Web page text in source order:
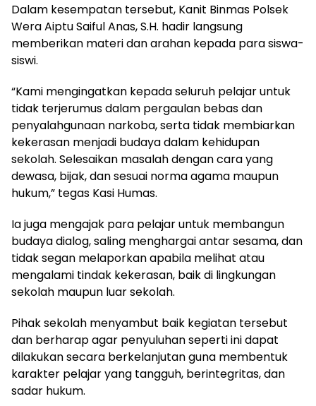
Dalam kesempatan tersebut, Kanit Binmas Polsek
Wera Aiptu Saiful Anas, S.H. hadir langsung
memberikan materi dan arahan kepada para siswa-
siswi.
“Kami mengingatkan kepada seluruh pelajar untuk
tidak terjerumus dalam pergaulan bebas dan
penyalahgunaan narkoba, serta tidak membiarkan
kekerasan menjadi budaya dalam kehidupan
sekolah. Selesaikan masalah dengan cara yang
dewasa, bijak, dan sesuai norma agama maupun
hukum,” tegas Kasi Humas.
Ia juga mengajak para pelajar untuk membangun
budaya dialog, saling menghargai antar sesama, dan
tidak segan melaporkan apabila melihat atau
mengalami tindak kekerasan, baik di lingkungan
sekolah maupun luar sekolah.
Pihak sekolah menyambut baik kegiatan tersebut
dan berharap agar penyuluhan seperti ini dapat
dilakukan secara berkelanjutan guna membentuk
karakter pelajar yang tangguh, berintegritas, dan
sadar hukum.